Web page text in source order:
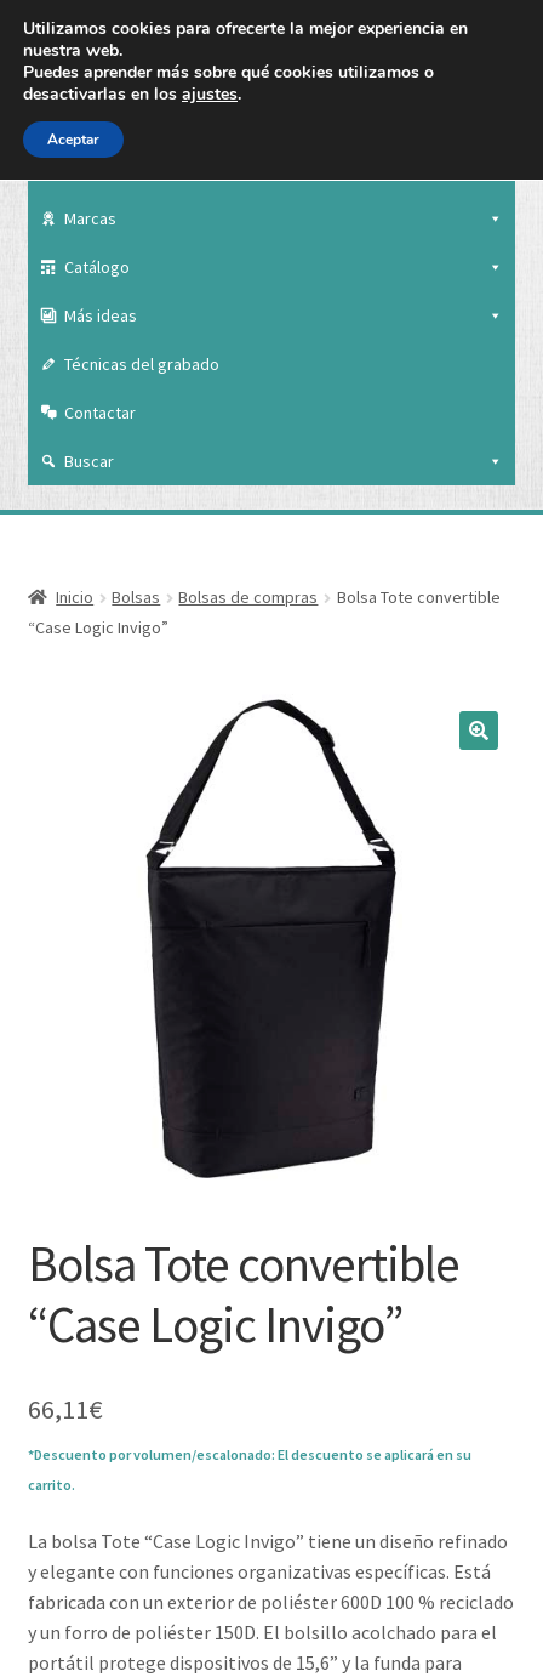
Marcas
Catálogo
Más ideas
Técnicas del grabado
Contactar
Buscar
Nuestra empresa
el
Catálogo
hijo
Técnicas del grabado
Inicio Bolsas Bolsas de compras
Bolsa Tote convertible
“Case Logic Invigo”
Bolsa Tote convertible
“Case Logic Invigo”
66,11€
*Descuento por volumen/escalonado: El descuento se aplicará en su
carrito.
La bolsa Tote “Case Logic Invigo” tiene un diseño refinado
y elegante con funciones organizativas específicas. Está
fabricada con un exterior de poliéster 600D 100 % reciclado
y un forro de poliéster 150D. El bolsillo acolchado para el
portátil protege dispositivos de 15,6” y la funda para
Utilizamos cookies para ofrecerte la mejor experiencia en
nuestra web.
Puedes aprender más sobre qué cookies utilizamos o
desactivarlas en los ajustes.
Aceptar